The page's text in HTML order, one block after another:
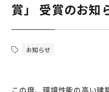
賞」 受賞のお知
お知らせ
この度、環境性能の高い建